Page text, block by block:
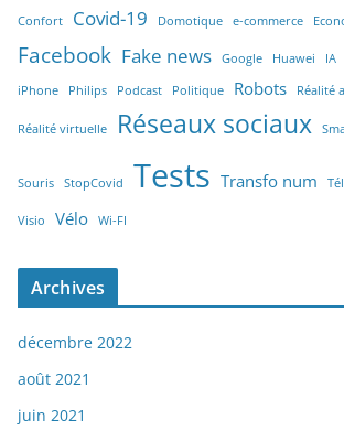
Confort Covid-19 Domotique e-commerce
Facebook Fake news Google Huawei IA
iPhone Philips Podcast Politique Robots Réalité
Réalité virtuelle Réseaux sociaux
Souris StopCovid Tests Transfo num
Visio Vélo Wi-FI
Archives
décembre 2022
août 2021
juin 2021